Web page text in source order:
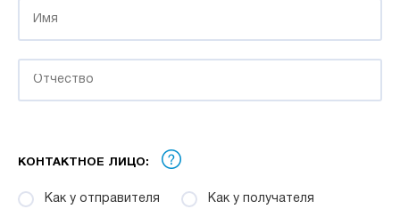
КОНТАКТНОЕ ЛИЦО:
Как у отправителя Как у получателя